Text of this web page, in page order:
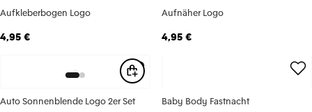
Aufkleberbogen Logo
4,95 €
Aufnäher Logo
4,95 €
Auto Sonnenblende Logo 2er Set Baby Body Fastnacht